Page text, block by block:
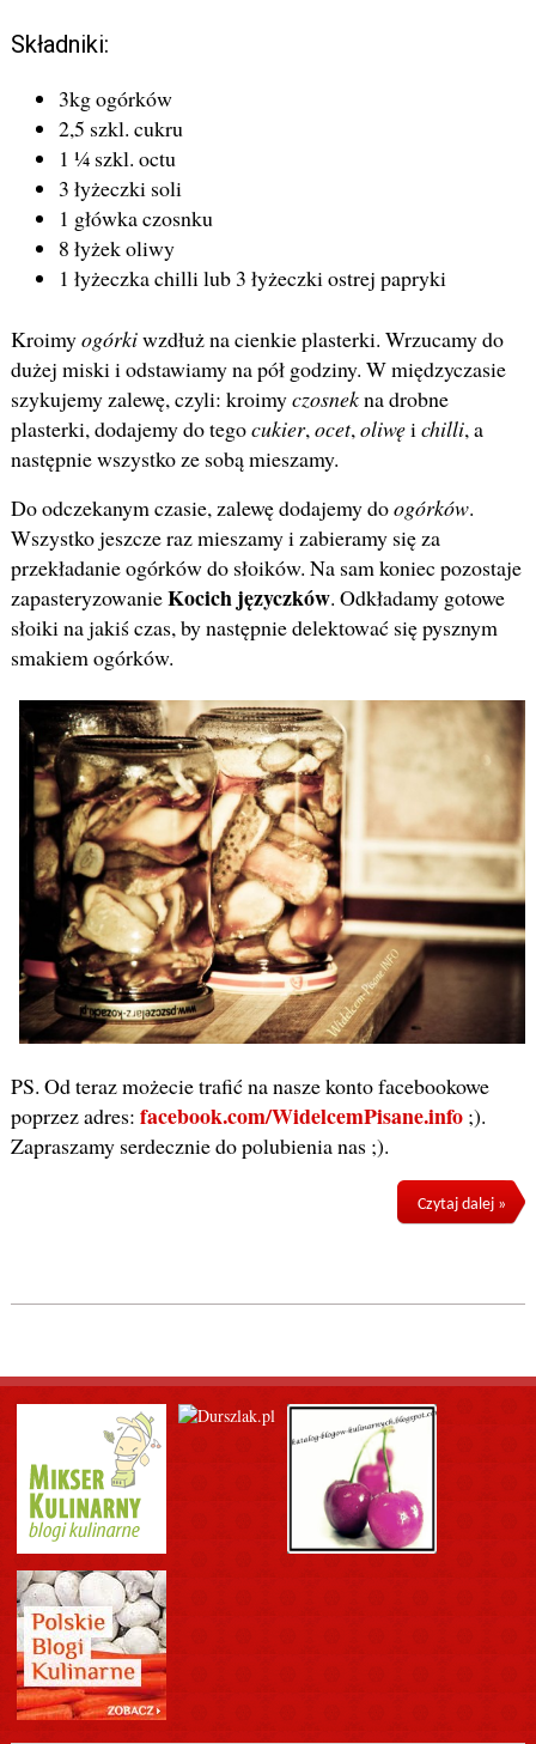
Składniki:
3kg ogórków
2,5 szkl. cukru
1 ¼ szkl. octu
3 łyżeczki soli
1 główka czosnku
8 łyżek oliwy
1 łyżeczka chilli lub 3 łyżeczki ostrej papryki
Kroimyogórkiwzdłuż na cienkie plasterki. Wrzucamy do
dużej miski i odstawiamy na pół godziny. W międzyczasie
szykujemy zalewę, czyli: kroimyczosnekna drobne
plasterki, dodajemy do tegocukier,ocet,oliwęichilli, a
następnie wszystko ze sobą mieszamy.
Do odczekanym czasie, zalewę dodajemy doogórków.
Wszystko jeszcze raz mieszamy i zabieramy się za
przekładanie ogórków do słoików. Na sam koniec pozostaje
zapasteryzowanieKocich języczków. Odkładamy gotowe
słoiki na jakiś czas, by następnie delektować się pysznym
smakiem ogórków.
PS. Od teraz możecie trafić na nasze konto facebookowe
poprzez adres: facebook.com/WidelcemPisane.info;).
Zapraszamy serdecznie do polubienia nas ;).
Czytaj dalej »